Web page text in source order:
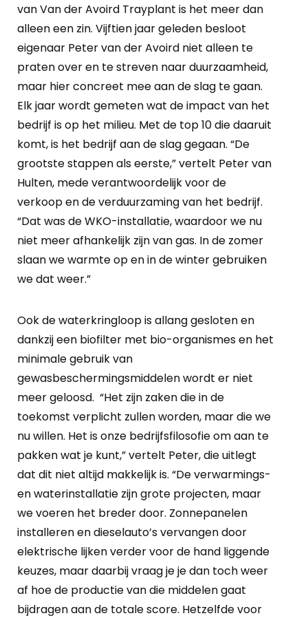
van Van der Avoird Trayplant is het meer dan
alleen een zin. Vijftien jaar geleden besloot
eigenaar Peter van der Avoird niet alleen te
praten over en te streven naar duurzaamheid,
maar hier concreet mee aan de slag te gaan.
Elk jaar wordt gemeten wat de impact van het
bedrijf is op het milieu. Met de top 10 die daaruit
komt, is het bedrijf aan de slag gegaan. “De
grootste stappen als eerste,” vertelt Peter van
Hulten, mede verantwoordelijk voor de
verkoop en de verduurzaming van het bedrijf.
“Dat was de WKO-installatie, waardoor we nu
niet meer afhankelijk zijn van gas. In de zomer
slaan we warmte op en in de winter gebruiken
we dat weer.”
Ook de waterkringloop is allang gesloten en
dankzij een biofilter met bio-organismes en het
minimale gebruik van
gewasbeschermingsmiddelen wordt er niet
meer geloosd. “Het zijn zaken die in de
toekomst verplicht zullen worden, maar die we
nu willen. Het is onze bedrijfsfilosofie om aan te
pakken wat je kunt,” vertelt Peter, die uitlegt
dat dit niet altijd makkelijk is. “De verwarmings-
en waterinstallatie zijn grote projecten, maar
we voeren het breder door. Zonnepanelen
installeren en dieselauto’s vervangen door
elektrische lijken verder voor de hand liggende
keuzes, maar daarbij vraag je je dan toch weer
af hoe de productie van die middelen gaat
bijdragen aan de totale score. Hetzelfde voor